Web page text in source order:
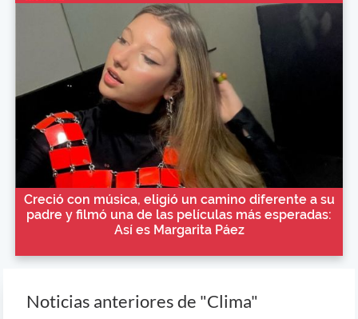
Creció con música, eligió un camino diferente a su
padre y filmó una de las películas más esperadas:
Así es Margarita Páez
Noticias anteriores de "Clima"